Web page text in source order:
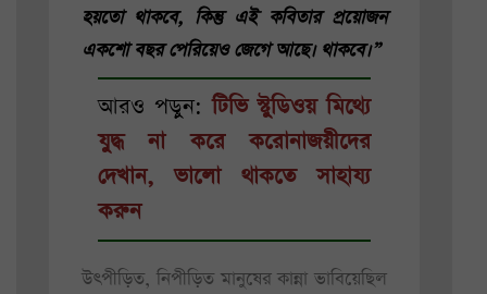
হয়তো থাকবে, কিন্তু এই কবিতার প্রয়োজন
একশো বছর পেরিয়েও জেগে আছে। থাকবে।”
আরও পড়ুন:টিভি স্টুডিওয় মিথ্যে
যুদ্ধ না করে করোনাজয়ীদের
দেখান, ভালো থাকতে সাহায্য
করুন
উৎপীড়িত, নিপীড়িত মানুষের কান্না ভাবিয়েছিল